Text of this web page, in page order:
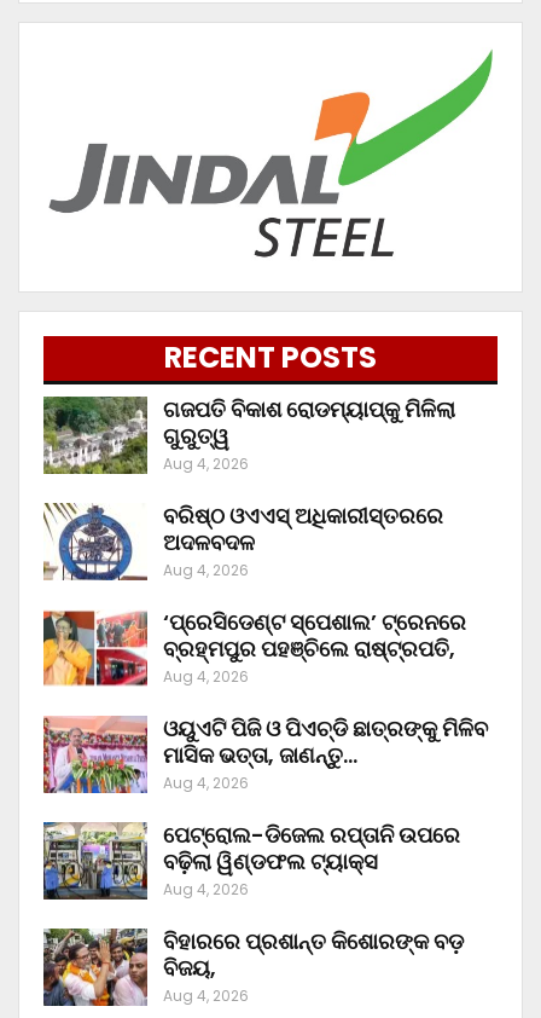
RECENT POSTS
ଗଜପତି ବିକାଶ ରୋଡମ୍ୟାପ୍‌କୁ ମିଳିଲା
ଗୁରୁତ୍ୱ
Aug 4, 2026
ବରିଷ୍ଠ ଓଏଏସ୍‌ ଅଧିକାରୀସ୍ତରରେ
ଅଦଳବଦଳ
Aug 4, 2026
‘ପ୍ରେସିଡେଣ୍ଟ ସ୍ପେଶାଲ’ ଟ୍ରେନରେ
ବ୍ରହ୍ମପୁର ପହଞ୍ଚିଲେ ରାଷ୍ଟ୍ରପତି,
Aug 4, 2026
ଓୟୁଏଟି ପିଜି ଓ ପିଏଚ୍‌ଡି ଛାତ୍ରଙ୍କୁ ମିଳିବ
ମାସିକ ଭତ୍ତା, ଜାଣନ୍ତୁ…
Aug 4, 2026
ପେଟ୍ରୋଲ-ଡିଜେଲ ରପ୍ତାନି ଉପରେ
ବଢ଼ିଲା ୱିଣ୍ଡଫଲ ଟ୍ୟାକ୍ସ
Aug 4, 2026
ବିହାରରେ ପ୍ରଶାନ୍ତ କିଶୋରଙ୍କ ବଡ଼
ବିଜୟ,
Aug 4, 2026